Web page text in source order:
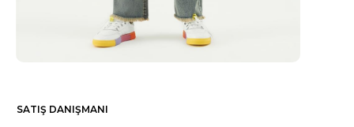
SATIŞ DANIŞMANI